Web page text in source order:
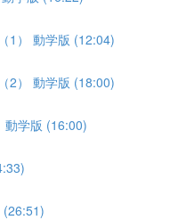
1） 動学版 (12:04)
2） 動学版 (18:00)
動学版 (16:00)
(26:51)